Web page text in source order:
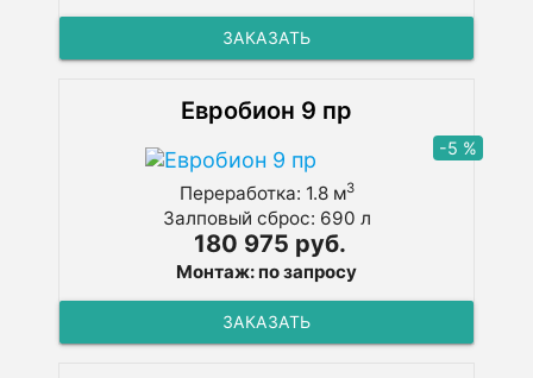
ЗАКАЗАТЬ
Евробион 9 пр
-5 %
Переработка: 1.8 м3
Залповый сброс: 690 л
180 975 руб.
Монтаж: по запросу
ЗАКАЗАТЬ